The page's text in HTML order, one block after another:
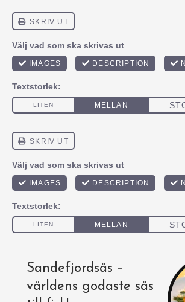
Sandefjordsås –
världens godaste sås